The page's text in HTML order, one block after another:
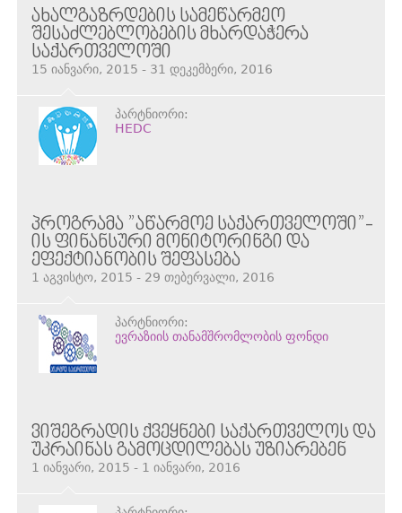
ᲐᲮᲐᲚᲒᲐᲖᲠᲓᲔᲑᲘᲡ ᲡᲐᲛᲔᲬᲐᲠᲛᲔᲝ
ᲨᲔᲡᲐᲫᲚᲔᲑᲚᲝᲑᲔᲑᲘᲡ ᲛᲮᲐᲠᲓᲐᲭᲔᲠᲐ
ᲡᲐᲥᲐᲠᲗᲕᲔᲚᲝᲨᲘ
15 იანვარი, 2015 - 31 დეკემბერი, 2016
პარტნიორი:
HEDC
ᲞᲠᲝᲒᲠᲐᲛᲐ ”ᲐᲬᲐᲠᲛᲝᲔ ᲡᲐᲥᲐᲠᲗᲕᲔᲚᲝᲨᲘ”-
ᲘᲡ ᲤᲘᲜᲐᲜᲡᲣᲠᲘ ᲛᲝᲜᲘᲢᲝᲠᲘᲜᲒᲘ ᲓᲐ
ᲔᲤᲔᲥᲢᲘᲐᲜᲝᲑᲘᲡ ᲨᲔᲤᲐᲡᲔᲑᲐ
1 აგვისტო, 2015 - 29 თებერვალი, 2016
პარტნიორი:
ევრაზიის თანამშრომლობის ფონდი
ᲕᲘᲨᲔᲒᲠᲐᲓᲘᲡ ᲥᲕᲔᲧᲜᲔᲑᲘ ᲡᲐᲥᲐᲠᲗᲕᲔᲚᲝᲡ ᲓᲐ
ᲣᲙᲠᲐᲘᲜᲐᲡ ᲒᲐᲛᲝᲪᲓᲘᲚᲔᲑᲐᲡ ᲣᲖᲘᲐᲠᲔᲑᲔᲜ
1 იანვარი, 2015 - 1 იანვარი, 2016